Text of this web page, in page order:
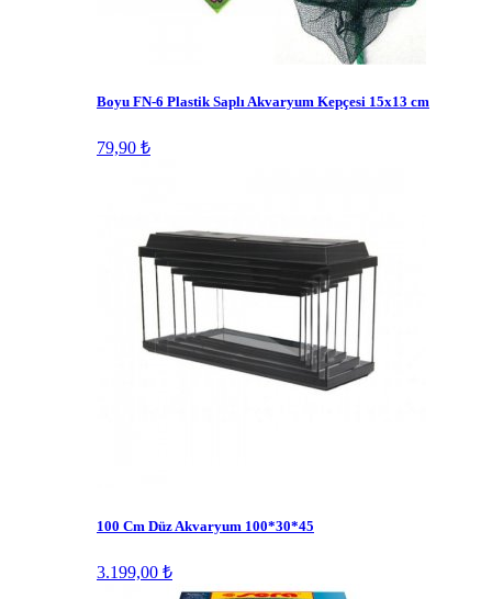
Boyu FN-6 Plastik Saplı Akvaryum Kepçesi 15x13 cm
79,90 ₺
100 Cm Düz Akvaryum 100*30*45
3.199,00 ₺